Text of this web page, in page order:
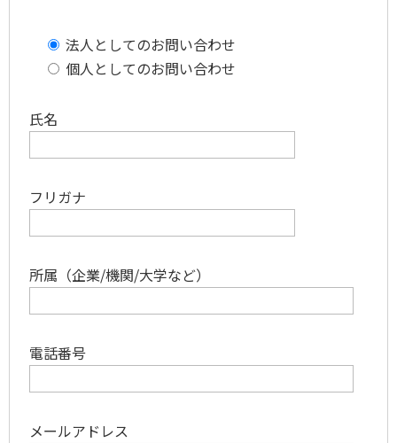
法人としてのお問い合わせ
個人としてのお問い合わせ
氏名
フリガナ
所属（企業/機関/大学など）
電話番号
メールアドレス